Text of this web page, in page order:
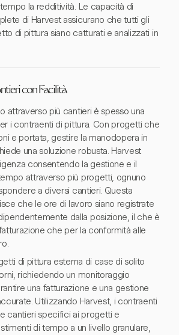
la redditività. Le capacità di
di Harvest assicurano che tutti gli
di pittura siano catturati e analizzati in
con Facilità
attraverso più cantieri è spesso una
i contraenti di pittura. Con progetti che
e portata, gestire la manodopera in
una soluzione robusta. Harvest
consentendo la gestione e il
attraverso più progetti, ognuno
a diversi cantieri. Questa
che le ore di lavoro siano registrate
dalla posizione, il che è
che per la conformità alle
di pittura esterna di case di solito
richiedendo un monitoraggio
una fatturazione e una gestione
Utilizzando Harvest, i contraenti
cantieri specifici ai progetti e
di tempo a un livello granulare,